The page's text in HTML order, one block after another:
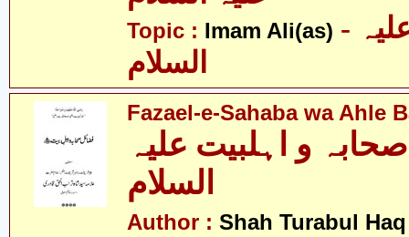
Topic : Imam Ali(as) - امام علی علیہ
السلام
Fazael-e-Sahaba wa Ahle
و اہلبیت علیہ
السلام
Author : Shah Turabul